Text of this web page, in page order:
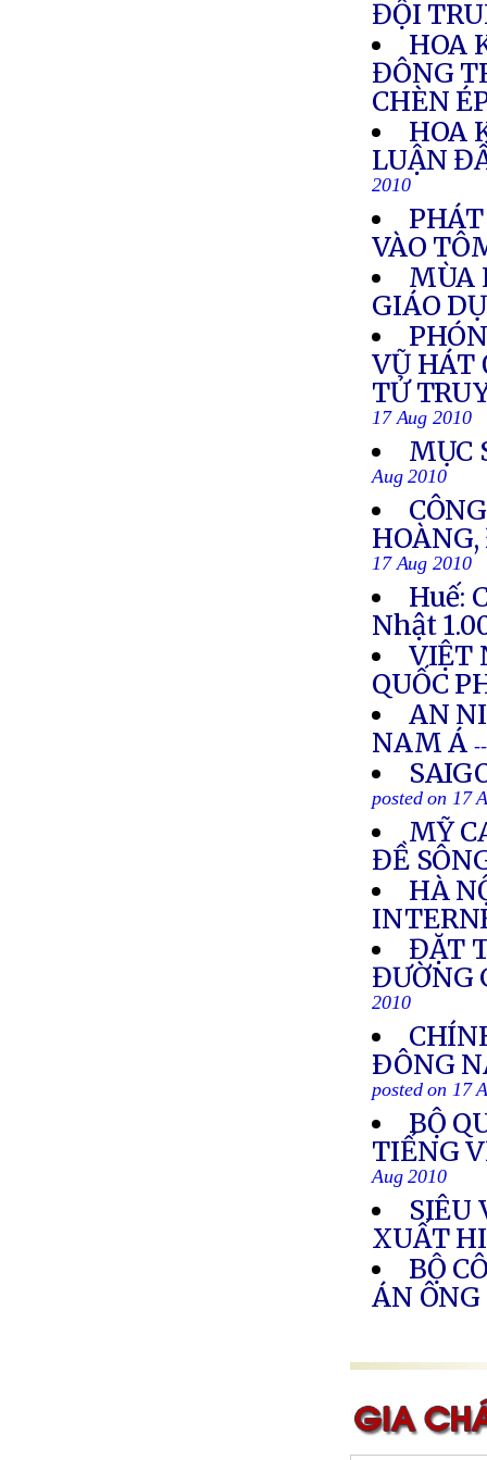
ĐỘI
HOA
ĐÔNG
CHÈN
HOA
LUẬN
2010
VÀO
MÙA
GIÁO
VŨ HÁT
TỬ
17 Aug 2010
MỤC
Aug 2010
17 Aug 2010
Huế:
Nhật
VIỆT
QUỐC
AN
NAM Á
posted on 17
MỸ
ĐỀ
HÀ
ĐẶT
ĐƯỜNG
2010
ÐÔNG
posted on 17
BỘ
TIẾNG
Aug 2010
SIÊU
XUẤT
BỘ
ÁN